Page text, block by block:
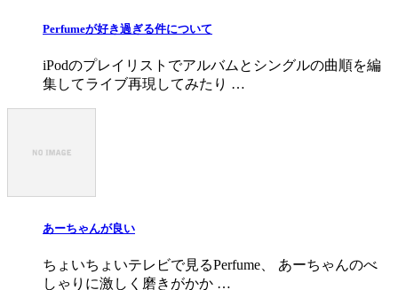
Perfumeが好き過ぎる件について
iPodのプレイリストでアルバムとシングルの曲順を編
集してライブ再現してみたり …
あーちゃんが良い
ちょいちょいテレビで見るPerfume、 あーちゃんのべ
しゃりに激しく磨きがかか …